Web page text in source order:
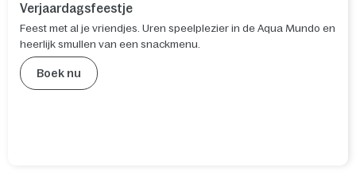
Verjaardagsfeestje
Feest met al je vriendjes. Uren speelplezier in de Aqua Mundo en
heerlijk smullen van een snackmenu.
Boek nu